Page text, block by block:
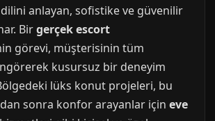
dilini anlayan, sofistike ve güvenilir
Birgerçek escort
görevi, müşterisinin tüm
kusursuz bir deneyim
lüks konut projeleri, bu
sonra konfor arayanlar için eve